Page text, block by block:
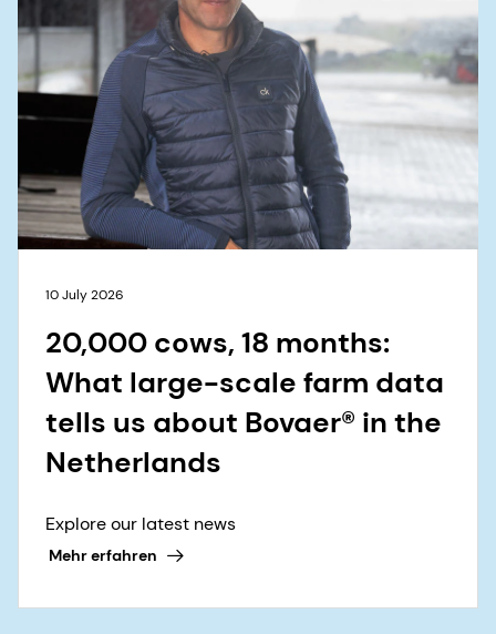
10 July 2026
20,000 cows, 18 months:
What large-scale farm data
tells us about Bovaer® in the
Netherlands
Explore our latest news
Mehr erfahren